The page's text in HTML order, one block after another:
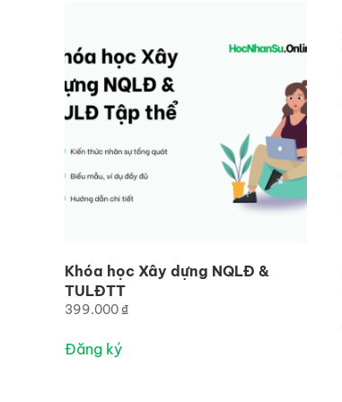
Khóa học Xây dựng NQLĐ &
TULĐTT
399.000₫
Đăng ký